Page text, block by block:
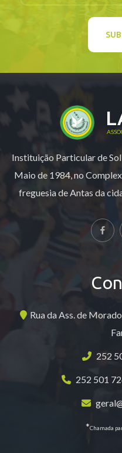
Instituição Particular de
Maio de 1984, no
freguesia de Antas da
Rua da Ass. de
252
252 501
*Chamada